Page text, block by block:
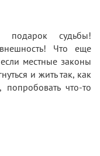
подарок судьбы!
Что еще
местные законы
и жить так, как
что-то